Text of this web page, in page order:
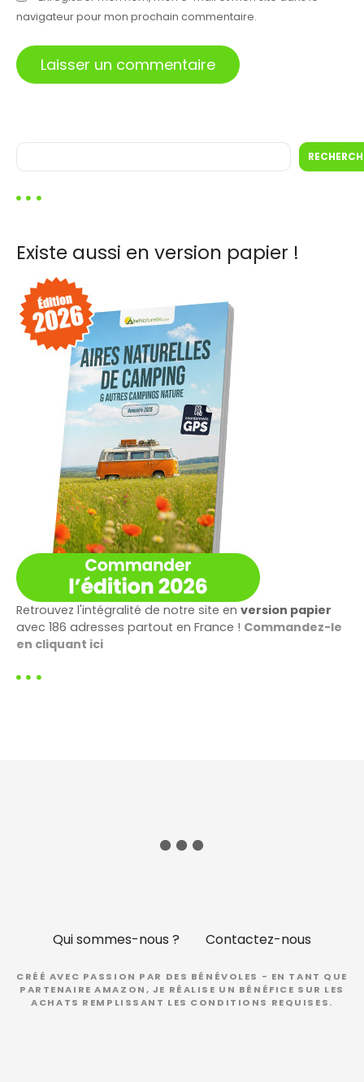
navigateur pour mon prochain commentaire.
h
c
Existe aussi en version papier !
Retrouvez l'intégralité de notre site en version papier
avec 186 adresses partout en France ! Commandez-le
en cliquant ici
Qui sommes-nous ? Contactez-nous
CRÉÉ AVEC PASSION PAR DES BÉNÉVOLES - EN TANT QUE
PARTENAIRE AMAZON, JE RÉALISE UN BÉNÉFICE SUR LES
ACHATS REMPLISSANT LES CONDITIONS REQUISES.